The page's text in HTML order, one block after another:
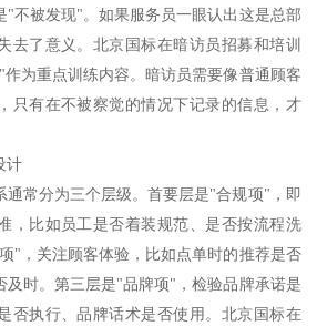
"不被发现"。如果服务员一眼认出这是总部
去了意义。北京国标在暗访员招募和培训
为重点训练内容。暗访员需要像普通顾客
只有在不被察觉的情况下记录的信息，才
计
通常分为三个层级。首要层是"合规项"，即
，比如员工是否着装规范、是否按流程洗
"，关注顾客体验，比如点单时的推荐是否
及时。第三层是"品牌项"，检验品牌承诺是
否执行、品牌话术是否使用。北京国标在